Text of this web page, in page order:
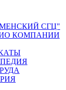
СГЦ"
КОМПАНИИ